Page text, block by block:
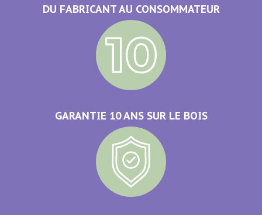
DU FABRICANT AU CONSOMMATEUR
GARANTIE 10 ANS SUR LE BOIS